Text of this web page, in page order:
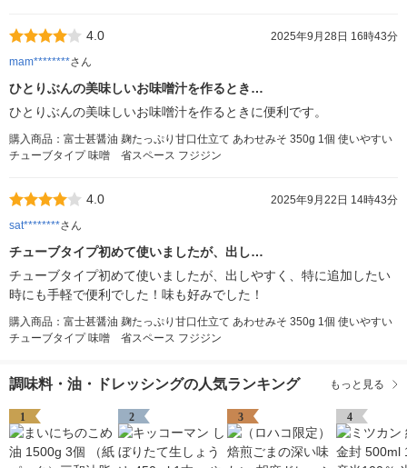
4.0
2025年9月28日 16時43分
mam********さん
ひとりぶんの美味しいお味噌汁を作るとき…
ひとりぶんの美味しいお味噌汁を作るときに便利です。
購入商品：富士甚醤油 麹たっぷり甘口仕立て あわせみそ 350g 1個 使いやすい
チューブタイプ 味噌 省スペース フジジン
4.0
2025年9月22日 14時43分
sat********さん
チューブタイプ初めて使いましたが、出し…
チューブタイプ初めて使いましたが、出しやすく、特に追加したい
時にも手軽で便利でした！味も好みでした！
購入商品：富士甚醤油 麹たっぷり甘口仕立て あわせみそ 350g 1個 使いやすい
チューブタイプ 味噌 省スペース フジジン
調味料・油・ドレッシングの人気ランキング もっと見る
1 2 3 4